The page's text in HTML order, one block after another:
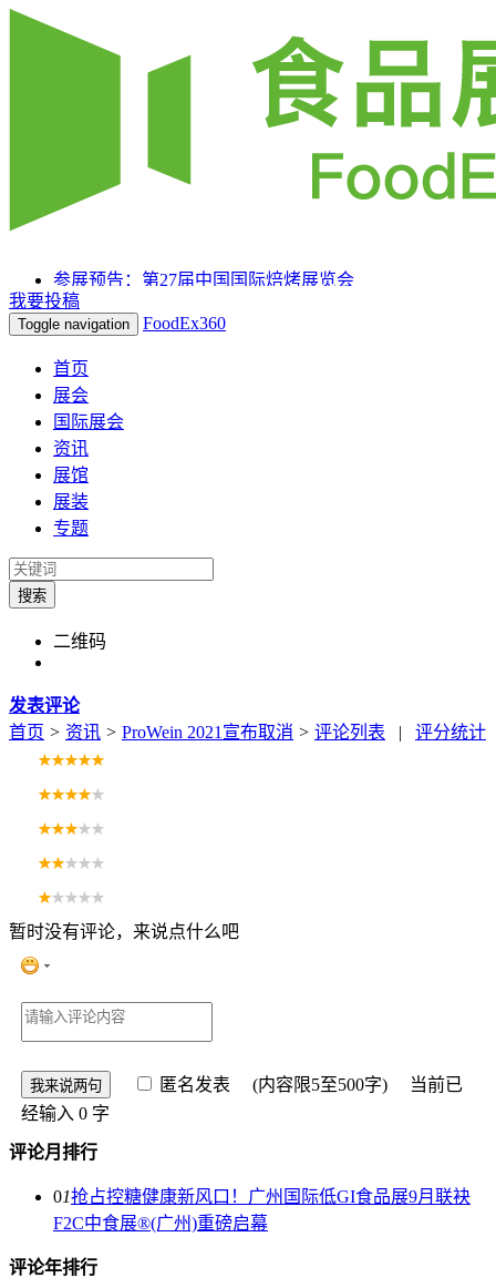
参展预告：第27届中国国际焙烤展览会
参展预告：SIAL 西雅国际食品和饮料展览会（上海）
参展预告：2025HOTELEX上海国际酒店及餐饮业博览
会
我要投稿
Toggle navigation FoodEx360
首页
展会
国际展会
资讯
展馆
展装
专题
搜索
二维码
发表评论
首页 > 资讯 > ProWein 2021宣布取消 > 评论列表 | 评分统计
暂时没有评论，来说点什么吧
匿名发表
(内容限5至500字) 当前已
经输入 0 字
评论月排行
01抢占控糖健康新风口！广州国际低GI食品展9月联袂
F2C中食展®(广州)重磅启幕
评论年排行